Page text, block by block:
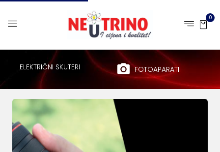
0
ELEKTRIČNI SKUTERI FOTOAPARATI